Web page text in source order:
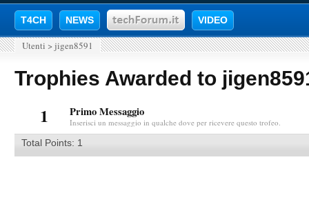
T4CH NEWS VIDEO
Utenti > jigen8591
Trophies Awarded to
1 Primo Messaggio
Inserisci un messaggio in qualche dove per ricevere questo trofeo.
Total Points: 1